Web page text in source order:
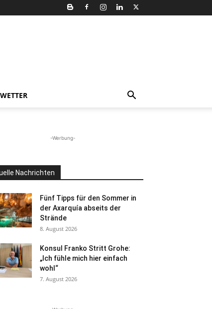
WETTER
-Werbung-
Nachrichten
Fünf Tipps für den Sommer in
der Axarquía abseits der
Strände
8. August 2026
Konsul Franko Stritt Grohe:
„Ich fühle mich hier einfach
wohl“
7. August 2026